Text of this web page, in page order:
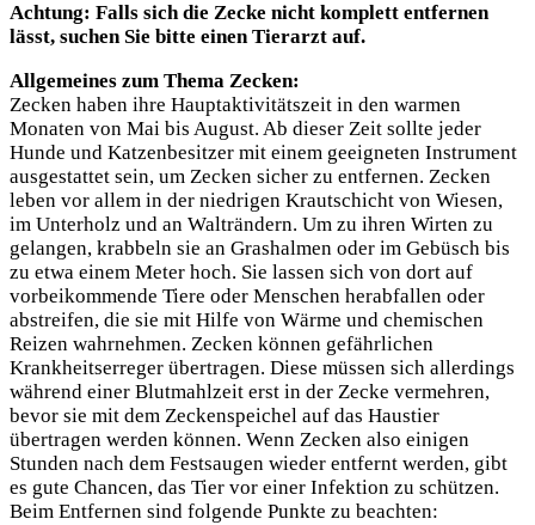
Achtung: Falls sich die Zecke nicht komplett entfernen
lässt, suchen Sie bitte einen Tierarzt auf.
Allgemeines zum Thema Zecken:
Zecken haben ihre Hauptaktivitätszeit in den warmen
Monaten von Mai bis August. Ab dieser Zeit sollte jeder
Hunde und Katzenbesitzer mit einem geeigneten Instrument
ausgestattet sein, um Zecken sicher zu entfernen. Zecken
leben vor allem in der niedrigen Krautschicht von Wiesen,
im Unterholz und an Walträndern. Um zu ihren Wirten zu
gelangen, krabbeln sie an Grashalmen oder im Gebüsch bis
zu etwa einem Meter hoch. Sie lassen sich von dort auf
vorbeikommende Tiere oder Menschen herabfallen oder
abstreifen, die sie mit Hilfe von Wärme und chemischen
Reizen wahrnehmen. Zecken können gefährlichen
Krankheitserreger übertragen. Diese müssen sich allerdings
während einer Blutmahlzeit erst in der Zecke vermehren,
bevor sie mit dem Zeckenspeichel auf das Haustier
übertragen werden können. Wenn Zecken also einigen
Stunden nach dem Festsaugen wieder entfernt werden, gibt
es gute Chancen, das Tier vor einer Infektion zu schützen.
Beim Entfernen sind folgende Punkte zu beachten: